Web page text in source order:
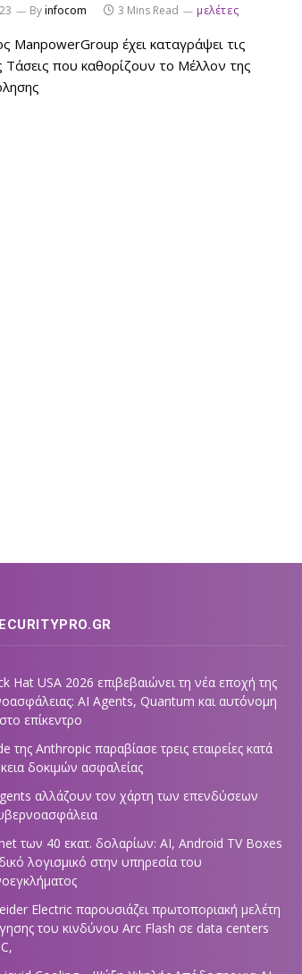
Byinfocom 3 Mins Read μελέτες
ManpowerGroup έχει καταγράψει τις
Τάσεις που καθορίζουν το Μέλλον της
Hat USA 2026 επιβεβαιώνει τη νέα εποχή της
AI Agents, Quantum και αυτόνομη
επίκεντρο
της Anthropic παραβίασε τρεις εταιρείες κατά
δοκιμών ασφαλείας
αλλάζουν τον χάρτη των επενδύσεων
των 40 εκατ. δολαρίων: AI, Android TV Boxes
λογισμικό στην υπηρεσία του
Electric παρουσιάζει πρωτοποριακή μελέτη
του κινδύνου Arc Flash σε data centers